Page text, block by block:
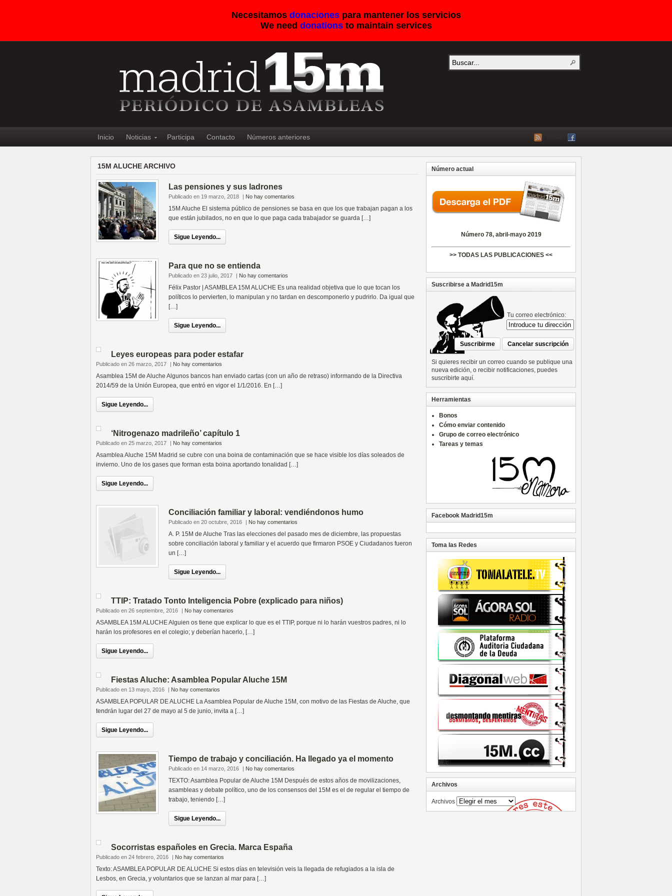
Necesitamos donacionespara mantener los servicios
We need donationsto maintain services
Inicio Noticias Participa Contacto Números anteriores
15M ALUCHE ARCHIVO
Las pensiones y sus ladrones
Publicado en 19 marzo, 2018 | No hay comentarios
15M Aluche El sistema público de pensiones se basa en que los que trabajan pagan a los
que están jubilados, no en que lo que paga cada trabajador se guarda […]
Sigue Leyendo...
Para que no se entienda
Publicado en 23 julio, 2017 | No hay comentarios
Félix Pastor | ASAMBLEA 15M ALUCHE Es una realidad objetiva que lo que tocan los
políticos lo pervierten, lo manipulan y no tardan en descomponerlo y pudrirlo. Da igual que
[…]
Sigue Leyendo...
Leyes europeas para poder estafar
Publicado en 26 marzo, 2017 | No hay comentarios
Asamblea 15M de Aluche Algunos bancos han enviado cartas (con un año de retraso) informando de la Directiva
2014/59 de la Unión Europea, que entró en vigor el 1/1/2016. En […]
Sigue Leyendo...
‘Nitrogenazo madrileño’ capítulo 1
Publicado en 25 marzo, 2017 | No hay comentarios
Asamblea Aluche 15M Madrid se cubre con una boina de contaminación que se hace visible los días soleados de
invierno. Uno de los gases que forman esta boina aportando tonalidad […]
Sigue Leyendo...
Conciliación familiar y laboral: vendiéndonos humo
Publicado en 20 octubre, 2016 | No hay comentarios
A. P. 15M de Aluche Tras las elecciones del pasado mes de diciembre, las propuestas
sobre conciliación laboral y familiar y el acuerdo que firmaron PSOE y Ciudadanos fueron
un […]
Sigue Leyendo...
TTIP: Tratado Tonto Inteligencia Pobre (explicado para niños)
Publicado en 26 septiembre, 2016 | No hay comentarios
ASAMBLEA 15M ALUCHE Alguien os tiene que explicar lo que es el TTIP, porque ni lo harán vuestros padres, ni lo
harán los profesores en el colegio; y deberían hacerlo, […]
Sigue Leyendo...
Fiestas Aluche: Asamblea Popular Aluche 15M
Publicado en 13 mayo, 2016 | No hay comentarios
ASAMBLEA POPULAR DE ALUCHE La Asamblea Popular de Aluche 15M, con motivo de las Fiestas de Aluche, que
tendrán lugar del 27 de mayo al 5 de junio, invita a […]
Sigue Leyendo...
Tiempo de trabajo y conciliación. Ha llegado ya el momento
Publicado en 14 marzo, 2016 | No hay comentarios
TEXTO: Asamblea Popular de Aluche 15M Después de estos años de movilizaciones,
asambleas y debate político, uno de los consensos del 15M es el de regular el tiempo de
trabajo, teniendo […]
Sigue Leyendo...
Socorristas españoles en Grecia. Marca España
Publicado en 24 febrero, 2016 | No hay comentarios
Texto: ASAMBLEA POPULAR DE ALUCHE Si estos días en televisión veis la llegada de refugiados a la isla de
Lesbos, en Grecia, y voluntarios que se lanzan al mar para […]
Número actual
Número 78, abril-mayo 2019
>> TODAS LAS PUBLICACIONES <<
Suscribirse a Madrid15m
Tu correo electrónico:
Si quieres recibir un correo cuando se publique una
nueva edición, o recibir notificaciones, puedes
suscribirte aquí.
Herramientas
Bonos
Cómo enviar contenido
Grupo de correo electrónico
Tareas y temas
Facebook Madrid15m
Toma las Redes
Archivos
Archivos